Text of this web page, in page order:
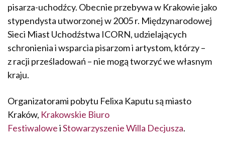
pisarza-uchodźcy. Obecnie przebywa w Krakowie jako
stypendysta utworzonej w 2005 r. Międzynarodowej
Sieci Miast Uchodźstwa ICORN, udzielających
schronienia i wsparcia pisarzom i artystom, którzy –
z racji prześladowań – nie mogą tworzyć we własnym
kraju.
Organizatorami pobytu Felixa Kaputu są miasto
Kraków, Krakowskie Biuro
FestiwaloweiStowarzyszenie Willa Decjusza.